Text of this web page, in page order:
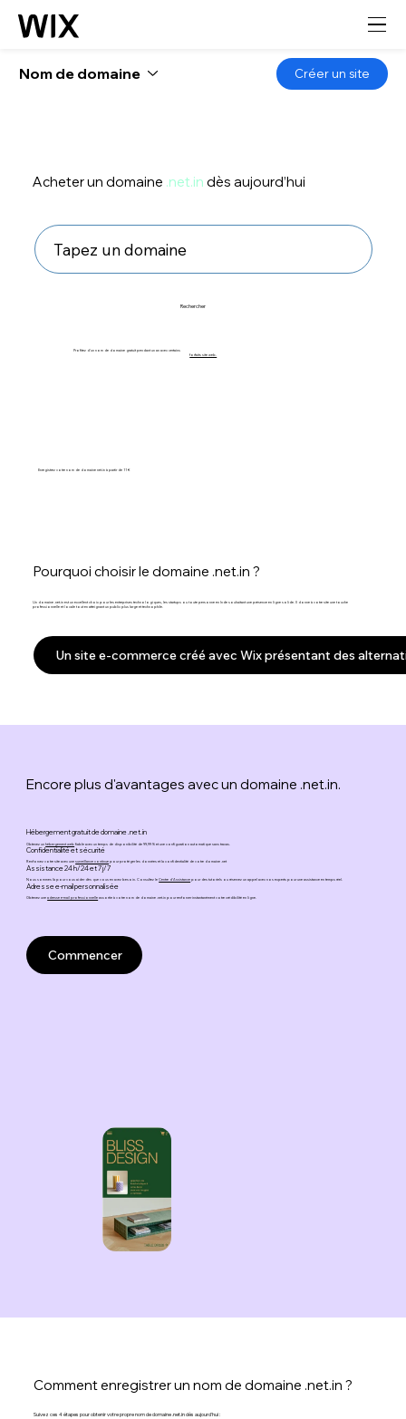
Nom de domaine Créer un site
Acheter un domaine .net.in dès aujourd’hui
Rechercher
Profitez d’un nom de domaine gratuit pendant un an avec certains
forfaits site web.
Enregistrez votre nom de domaine net.in à partir de 11 €
Pourquoi choisir le domaine .net.in ?
Un domaine .net.in est un excellent choix pour les entreprises technologiques, les startups ou toute personne en Inde souhaitant une présence en ligne solide. Il donne à votre site une touche
professionnelle et locale tout en atteignant un public plus large et technophile.
Un site e-commerce créé avec Wix présentant des
Encore plus d'avantages avec un domaine .net.in.
Hébergement gratuit de domaine .net.in
Obtenez unhébergement web fiable avec un temps de disponibilité de 99,99 % et une configuration automatique sans tracas.
Confidentialité et sécurité
Renforcez votre site avec unesurveillance continue pour protéger les données et la confidentialité de votre domaine .net
Assistance 24 h/24 et 7 j/7
Nous sommes là pour vous aider dès que vous en avez besoin. Consultez leCentre d'Assistance pour des tutoriels ou réservez un appel avec nos experts pour une assistance en temps réel.
Adresse e-mail personnalisée
Obtenez uneadresse e-mail professionnelle assortie à votre nom de domaine .net.in pour renforcer instantanément votre crédibilité en ligne.
Commencer
Comment enregistrer un nom de domaine .net.in ?
Suivez ces 4 étapes pour obtenir votre propre nom de domaine .net.in dès aujourd'hui :